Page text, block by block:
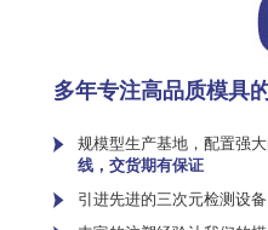
多年专注高品质模具
规模型生产基地，配置强
线，交货期有保证
引进先进的三次元检测设